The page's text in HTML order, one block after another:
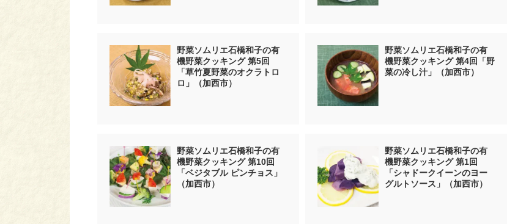
野菜ソムリエ石橋和子の有
機野菜クッキング 第5回
「草竹夏野菜のオクラトロ
ロ」（加西市）
野菜ソムリエ石橋和子の有
機野菜クッキング 第4回「野
菜の冷し汁」（加西市）
野菜ソムリエ石橋和子の有
機野菜クッキング 第10回
「ベジタブル ピンチョス」
（加西市）
野菜ソムリエ石橋和子の有
機野菜クッキング 第1回
「シャドークイーンのヨー
グルトソース」（加西市）